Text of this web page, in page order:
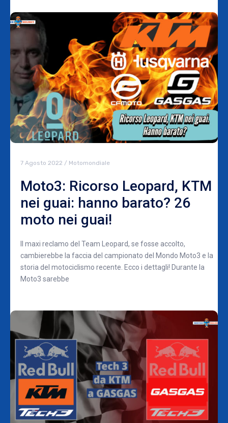
7 Agosto 2022 / Motomondiale
Moto3: Ricorso Leopard, KTM
nei guai: hanno barato? 26
moto nei guai!
Il maxi reclamo del Team Leopard, se fosse accolto,
cambierebbe la faccia del campionato del Mondo Moto3 e la
storia del motociclismo recente. Ecco i dettagli! Durante la
Moto3 sarebbe